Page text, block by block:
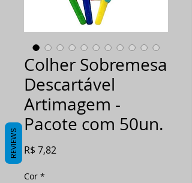
Colher Sobremesa
Descartável
Artimagem -
Pacote com 50un.
R$ 7,82
Cor *
REVIEWS